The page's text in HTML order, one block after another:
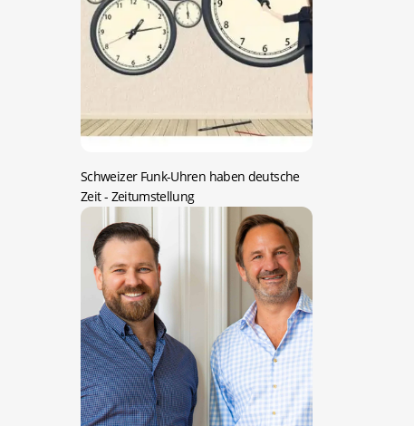
Schweizer Funk-Uhren haben deutsche
Zeit- Zeitumstellung